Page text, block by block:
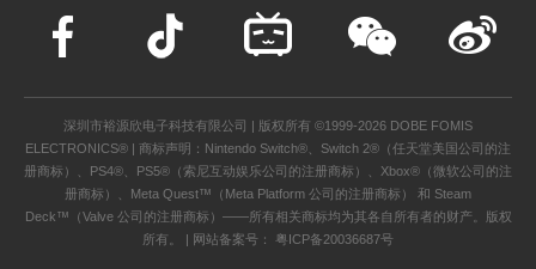
深圳市裕源欣电子科技有限公司 | 版权所有 ©1999-2026 DOBE FOMIS
ELECTRONICS® | 商标声明：Nintendo Switch®、Switch 2®（任天堂美国公司的注
册商标）、PS4®、PS5®（索尼互动娱乐公司的注册商标）、Xbox®（微软公司的注
册商标）、Meta Quest™（Meta Platform 公司的注册商标） 和 Steam
Deck™（Valve 公司的注册商标）——所有相关商标均为其各自所有者的财产。版权
所有。 | 网站备案号： 粤ICP备20036687号